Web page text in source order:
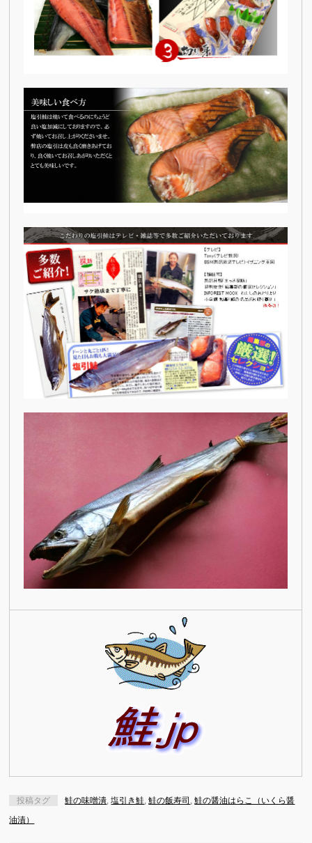
投稿タグ 鮭の味噌潰,塩引き鮭,鮭の飯寿司 ,鮭の醤油はらこ（いくら醤
油漬）